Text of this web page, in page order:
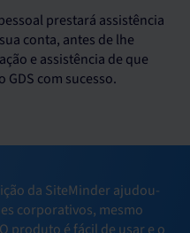
prestará assistência
conta, antes de lhe
e assistência de que
com sucesso.
da SiteMinder ajudou-
corporativos, mesmo